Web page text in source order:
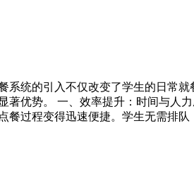
统的引入不仅改变了学生的日常
优势。 一、效率提升：时间与人
过程变得迅速便捷。学生无需排